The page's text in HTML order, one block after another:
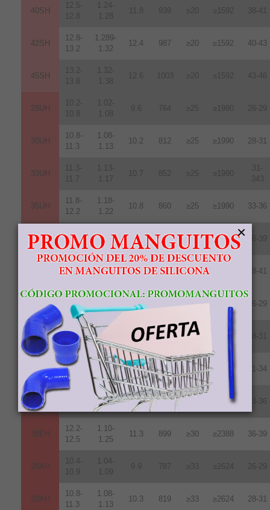
40SH
12.5-
12.8
1.24-
1.28
11.8 939 ≥20 ≥1592 38-41
42SH
12.8-
13.2
1.289-
1.32
12.4 987 ≥20 ≥1592 40-43
45SH
13.2-
13.8
1.32-
1.38
12.6 1003 ≥20 ≥1592 43-46
28UH
10.2-
10.8
1.02-
1.08
9.6 764 ≥25 ≥1990 26-29
30UH
10.8-
11.3
1.08-
1.13
10.2 812 ≥25 ≥1990 28-31
33UH
11.3-
11.7
1.13-
1.17
10.7 852 ≥25 ≥1990
31-
343
35UH
11.8-
12.2
1.18-
1.22
10.8 860 ≥25 ≥1990 33-36
38UH
12.2-
12.5
1.22-
1.25
11.0 876 ≥25 ≥1990 36-39
12.5-
12.8
1.24-
1.28
11.3 899 ≥25 38-41
28EH
10.4-
10.9
1.04-
1.09
9.8 ≥30 26-29
30EH
10.8-
11.3
1.08-
1.13
10.2 812 ≥30 ≥2388 28-31
33EH
11.3-
11.7
1.13-
1.17
10.5 836 ≥30 ≥2388 31-34
35EH
1.17-
1.20
11.0 876 ≥2388 33-36
38EH
12.2-
12.5
1.10-
1.25
11.3 899 ≥30 ≥2388 36-39
28AH
10.4-
10.9
1.04-
1.09
9.9 787 ≥33 ≥2624 26-29
30AH
10.8-
11.3
1.08-
1.13
10.3 819 ≥33 ≥2624 28-31
×